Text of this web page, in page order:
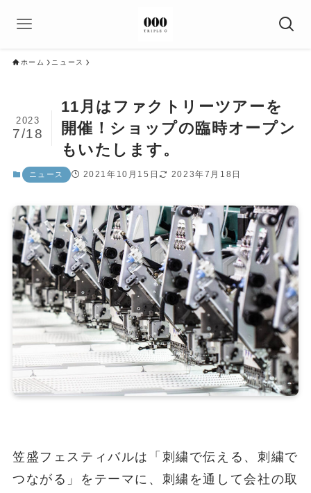
ホーム ニュース
11月はファクトリーツアーを
開催！ショップの臨時オープン
もいたします。
2023
7/18
ニュース 2021年10月15日 2023年7月18日
笠盛フェスティバルは「刺繍で伝える、刺繍で
つながる」をテーマに、刺繍を通して会社の取